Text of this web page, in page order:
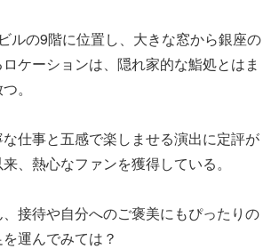
ルの9階に位置し、大きな窓から銀座の
ケーションは、隠れ家的な鮨処とはま
。
仕事と五感で楽しませる演出に定評が
、熱心なファンを獲得している。
接待や自分へのご褒美にもぴったりの
運んでみては？